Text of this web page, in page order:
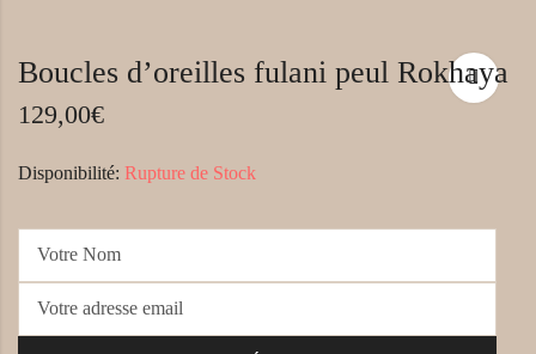
Bague Tahira couleur
bleu nuit
Bague semi-precieuse
"Tahira" couleur
Boucles d’oreilles fulani peul Rokhaya
129,00€
Disponibilité: Rupture de Stock